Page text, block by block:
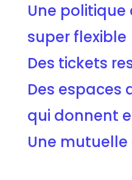
Une
super flexible
Des tickets
Des espaces
qui donnent
Une